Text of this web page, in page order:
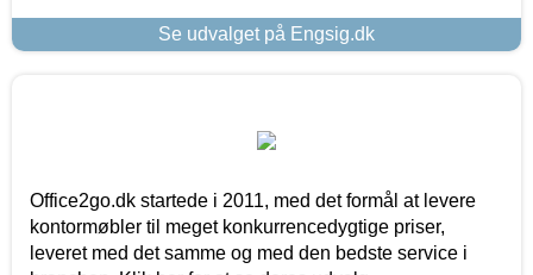
Se udvalget på Engsig.dk
Office2go.dk startede i 2011, med det formål at levere
kontormøbler til meget konkurrencedygtige priser,
leveret med det samme og med den bedste service i